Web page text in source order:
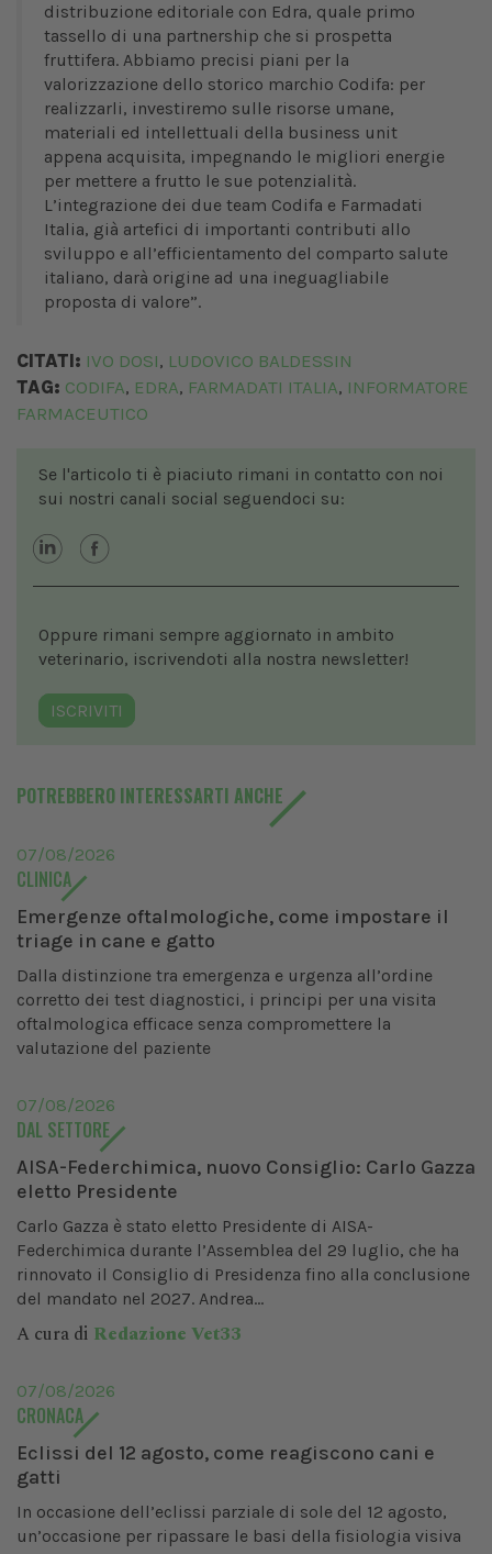
distribuzione editoriale con Edra, quale primo
tassello di una partnership che si prospetta
fruttifera. Abbiamo precisi piani per la
valorizzazione dello storico marchio Codifa: per
realizzarli, investiremo sulle risorse umane,
materiali ed intellettuali della business unit
appena acquisita, impegnando le migliori energie
per mettere a frutto le sue potenzialità.
L’integrazione dei due team Codifa e Farmadati
Italia, già artefici di importanti contributi allo
sviluppo e all’efficientamento del comparto salute
italiano, darà origine ad una ineguagliabile
proposta di valore”.
CITATI: IVO DOSI, LUDOVICO BALDESSIN
TAG: CODIFA, EDRA, FARMADATI ITALIA, INFORMATORE
FARMACEUTICO
Se l'articolo ti è piaciuto rimani in contatto con noi
sui nostri canali social seguendoci su:
Oppure rimani sempre aggiornato in ambito
veterinario, iscrivendoti alla nostra newsletter!
ISCRIVITI
POTREBBERO INTERESSARTI ANCHE
07/08/2026
CLINICA
Emergenze oftalmologiche, come impostare il
triage in cane e gatto
Dalla distinzione tra emergenza e urgenza all’ordine
corretto dei test diagnostici, i principi per una visita
oftalmologica efficace senza compromettere la
valutazione del paziente
07/08/2026
DAL SETTORE
AISA-Federchimica, nuovo Consiglio: Carlo Gazza
eletto Presidente
Carlo Gazza è stato eletto Presidente di AISA-
Federchimica durante l’Assemblea del 29 luglio, che ha
rinnovato il Consiglio di Presidenza fino alla conclusione
del mandato nel 2027. Andrea...
A cura di Redazione Vet33
07/08/2026
CRONACA
Eclissi del 12 agosto, come reagiscono cani e
gatti
In occasione dell’eclissi parziale di sole del 12 agosto,
un’occasione per ripassare le basi della fisiologia visiva